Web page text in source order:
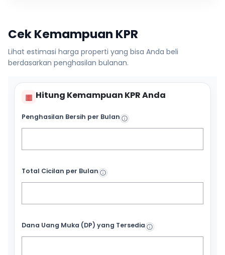
Cek Kemampuan KPR
Lihat estimasi harga properti yang bisa Anda beli
berdasarkan penghasilan bulanan.
▦ Hitung Kemampuan KPR Anda
Penghasilan Bersih per Bulan
Total Cicilan per Bulan
Dana Uang Muka (DP) yang Tersedia